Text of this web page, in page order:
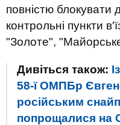
повністю блокувати
контрольні пункти
"Золоте",
Дивіться також:
58-ї ОМПБр
російським
попрощалися на